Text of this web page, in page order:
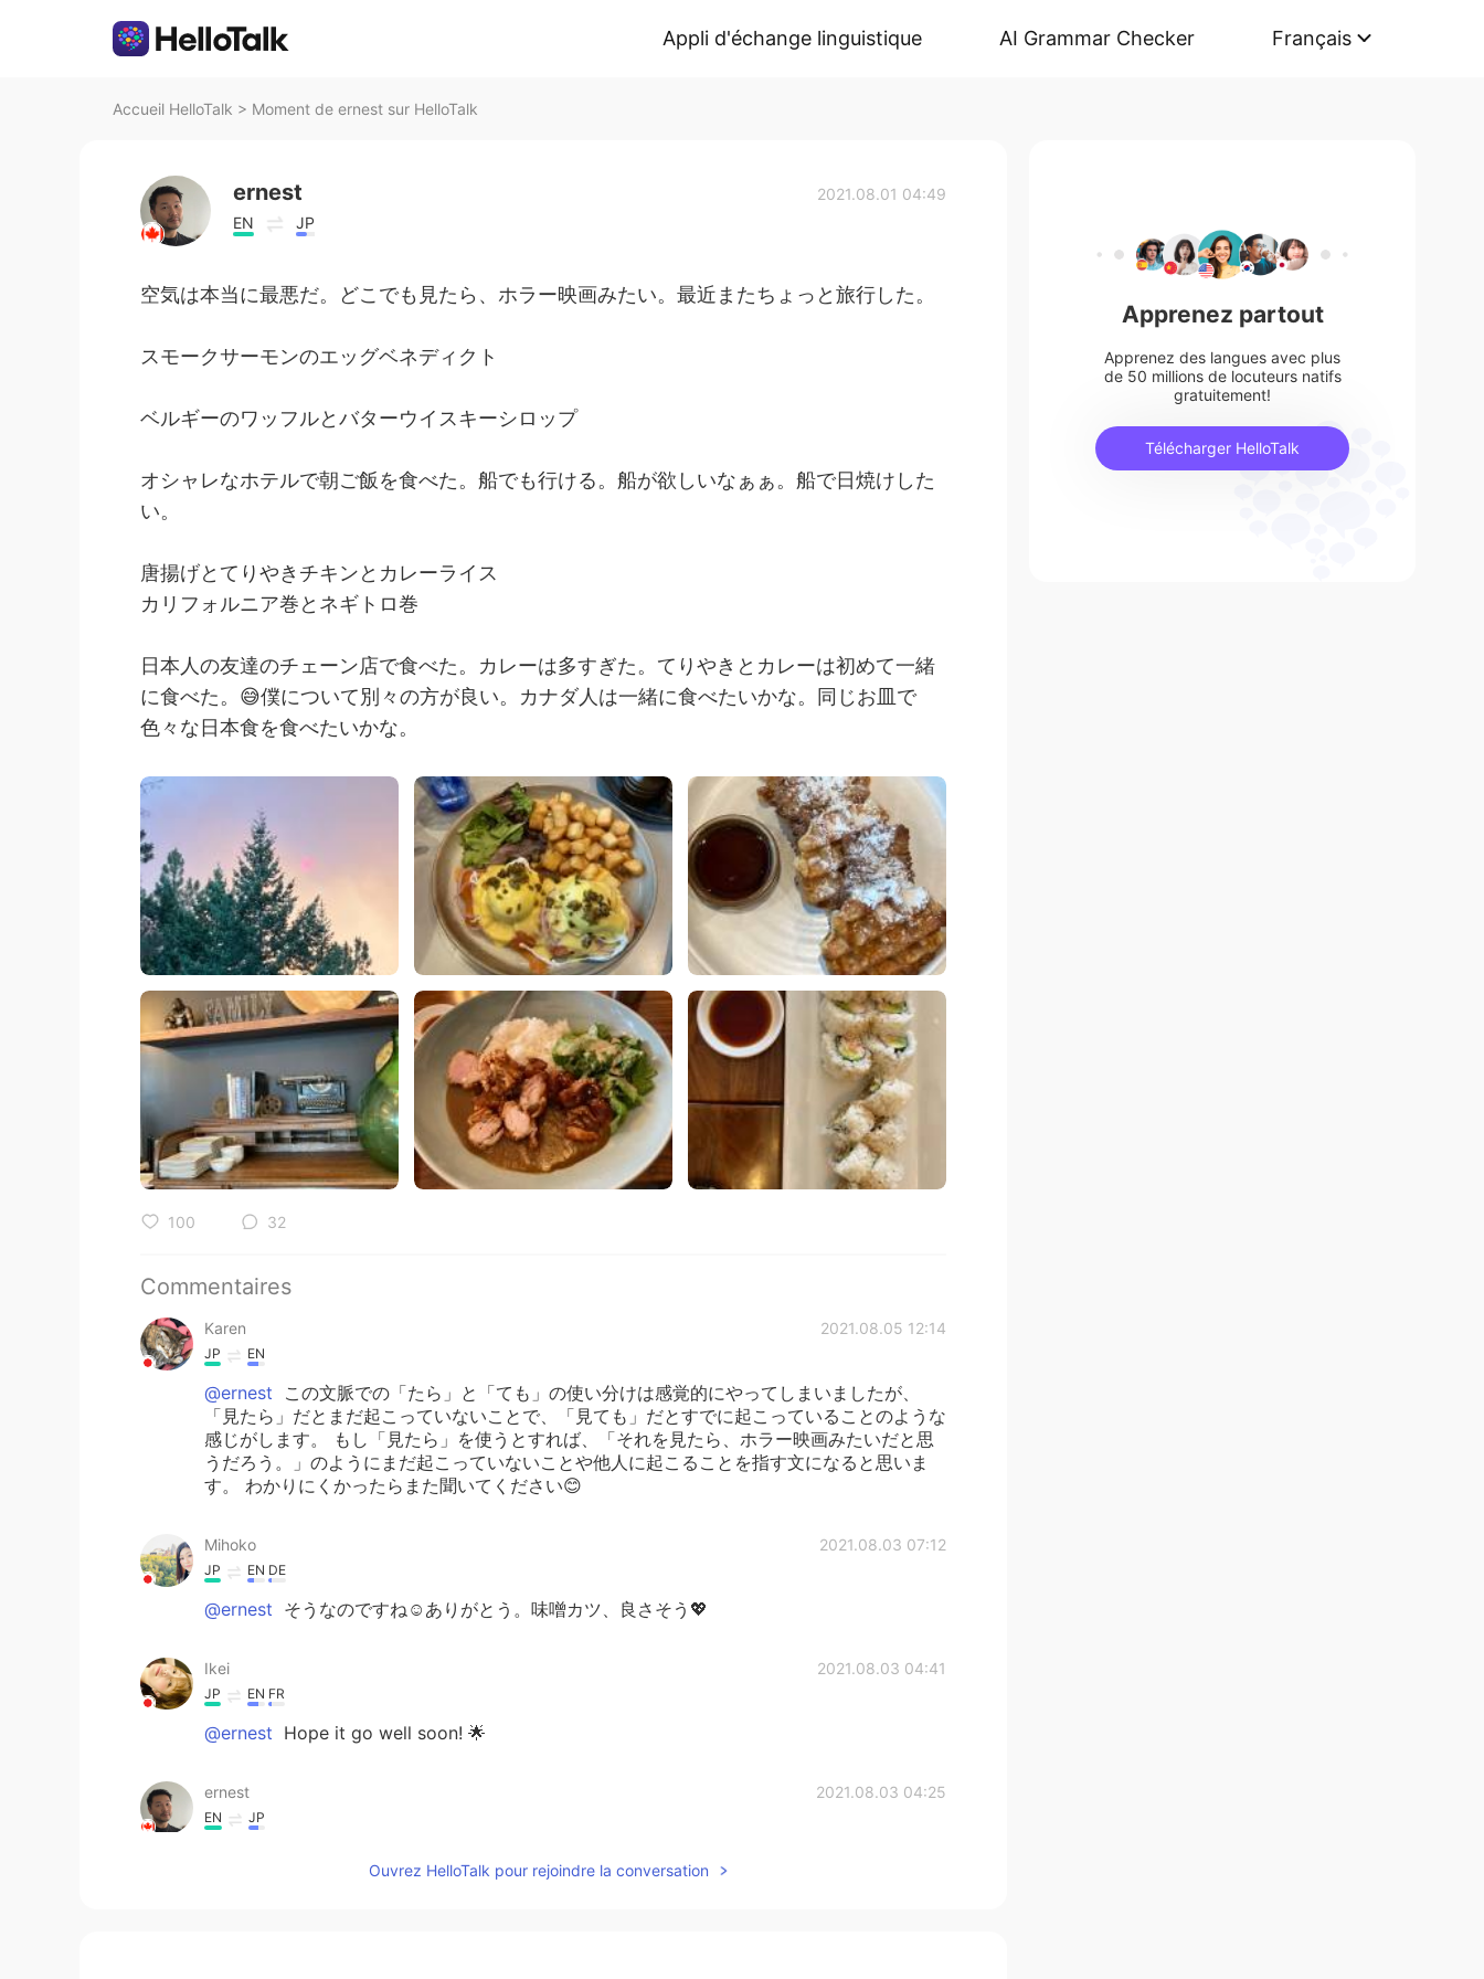
Appli d'échange linguistique AI Grammar Checker Français
Accueil HelloTalk > Moment de ernest sur HelloTalk
ernest
EN JP
2021.08.01 04:49
空気は本当に最悪だ。どこでも見たら、ホラー映画みたい。最近またちょっと旅行した。
スモークサーモンのエッグベネディクト
ベルギーのワッフルとバターウイスキーシロップ
オシャレなホテルで朝ご飯を食べた。船でも行ける。船が欲しいなぁぁ。船で日焼けした
い。
唐揚げとてりやきチキンとカレーライス
カリフォルニア巻とネギトロ巻
日本人の友達のチェーン店で食べた。カレーは多すぎた。てりやきとカレーは初めて一緒
に食べた。😅僕について別々の方が良い。カナダ人は一緒に食べたいかな。同じお皿で
色々な日本食を食べたいかな。
100 32
Commentaires
Karen 2021.08.05 12:14
JP EN
@ernest
この文脈での「たら」と「ても」の使い分けは感覚的にやってしまいましたが、
「見たら」だとまだ起こっていないことで、「見ても」だとすでに起こっていることのような
感じがします。 もし「見たら」を使うとすれば、「それを見たら、ホラー映画みたいだと思
うだろう。」のようにまだ起こっていないことや他人に起こることを指す文になると思いま
す。 わかりにくかったらまた聞いてください😊
Mihoko 2021.08.03 07:12
JP EN DE
@ernest そうなのですね☺️ありがとう。味噌カツ、良さそう💖
Ikei 2021.08.03 04:41
JP EN FR
@ernest Hope it go well soon! 🌟
ernest 2021.08.03 04:25
EN JP
Ouvrez HelloTalk pour rejoindre la conversation
Apprenez partout
Apprenez des langues avec plus
de 50 millions de locuteurs natifs
gratuitement!
Télécharger HelloTalk